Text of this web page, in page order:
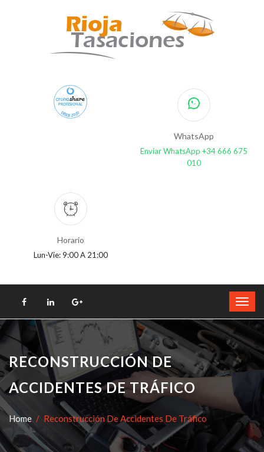
PROFESIONAL
DESDE 2020
WhatsApp
Enviar WhatsApp +34 666 675
010
Horario
Lun-Vie: 9:00 A 21:00
RECONSTRUCCIÓN DE
ACCIDENTES DE TRÁFICO
Home Reconstrucción De Accidentes De Tráfico